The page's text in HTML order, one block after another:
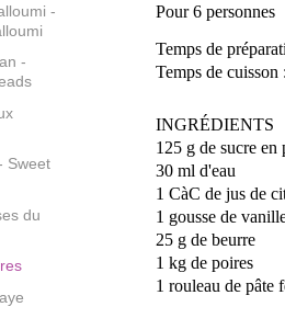
Pour 6 personnes
Temps de
Temps de cuisson
INGRÉDIENTS
125 g de sucre en
30 ml d'eau
1 CàC de jus de
1 gousse de
25 g de beurre
1 kg de poires
1 rouleau de pâte
-
-
Sweet
du